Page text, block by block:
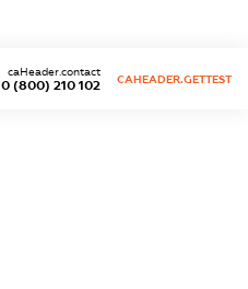
0 (800) 210 102
caHeader.contact
CAHEADER.GETTEST